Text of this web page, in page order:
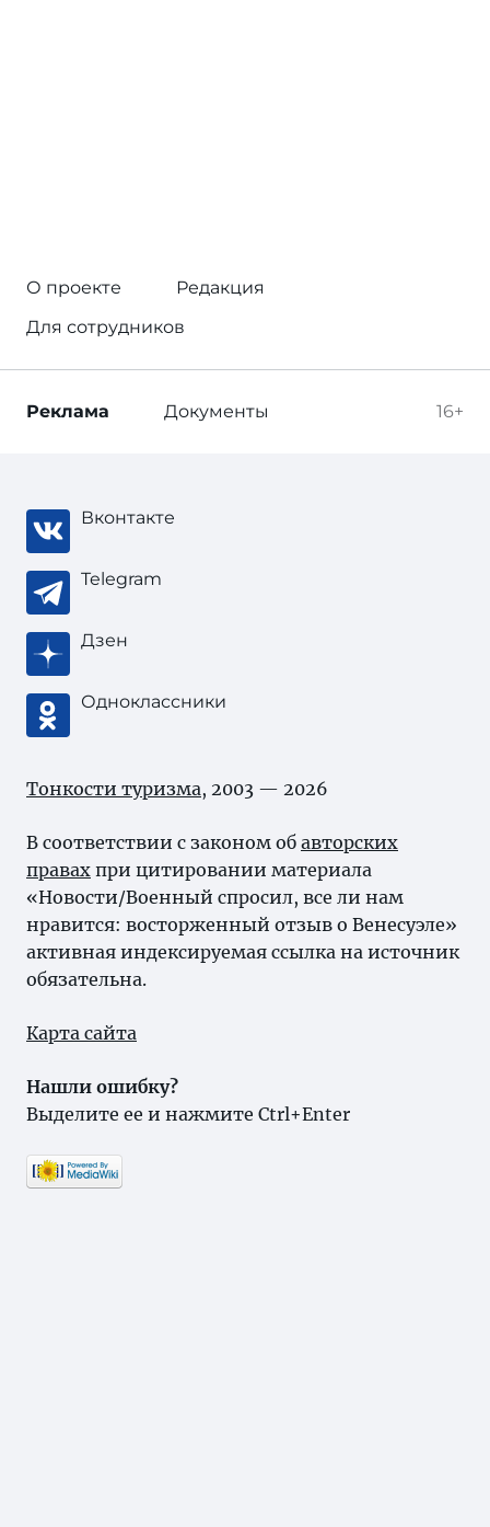
О проекте
Редакция
Для сотрудников
16+
Реклама Документы
Вконтакте
Telegram
Дзен
Одноклассники
Тонкости туризма, 2003 — 2026
В соответствии с законом об авторских
правах при цитировании материала
«Новости/Военный спросил, все ли нам
нравится: восторженный отзыв о Венесуэле»
активная индексируемая ссылка на источник
обязательна.
Карта сайта
Нашли ошибку?
Выделите ее и нажмите Ctrl+Enter